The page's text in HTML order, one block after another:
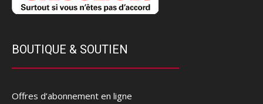
BOUTIQUE & SOUTIEN
Offres d’abonnement en ligne